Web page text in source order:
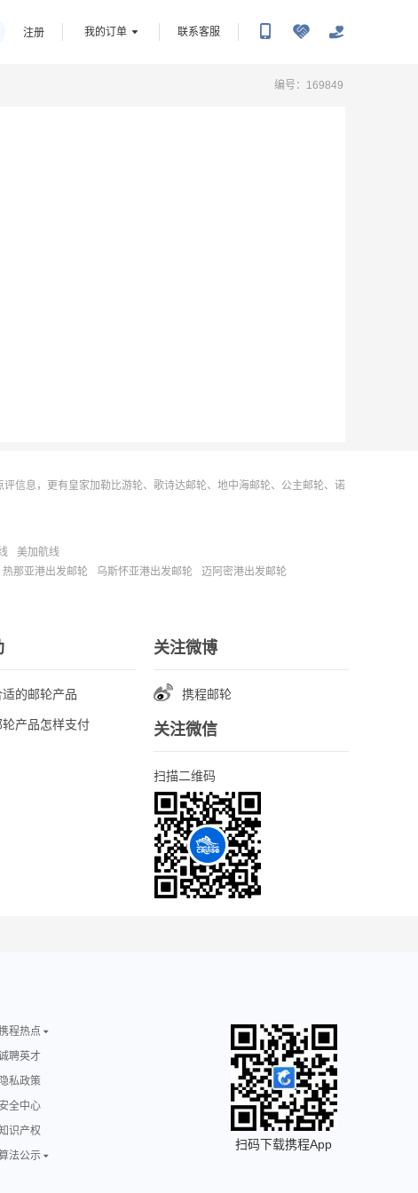
注册 我的订单 联系客服
编号： 169849
信息，更有皇家加勒比游轮、歌诗达邮轮、地中海邮轮、公主邮轮、诺
美加航线
热那亚港出发邮轮 乌斯怀亚港出发邮轮
迈阿密港出发邮轮
的邮轮产品
产品怎样支付
关注微博
携程邮轮
关注微信
扫描二维码
程热点
聘英才
隐私政策
全中心
识产权
法公示
扫码下载携程App